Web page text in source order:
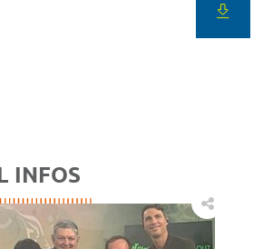
INFOS